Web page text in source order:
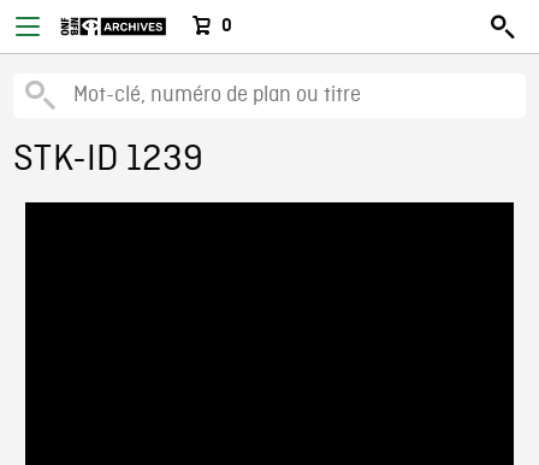
0
STK-ID 1239